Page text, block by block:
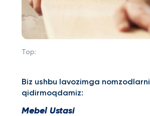
Top:
Biz ushbu lavozimga nomzodlarni
qidirmoqdamiz:
Mebel Ustasi